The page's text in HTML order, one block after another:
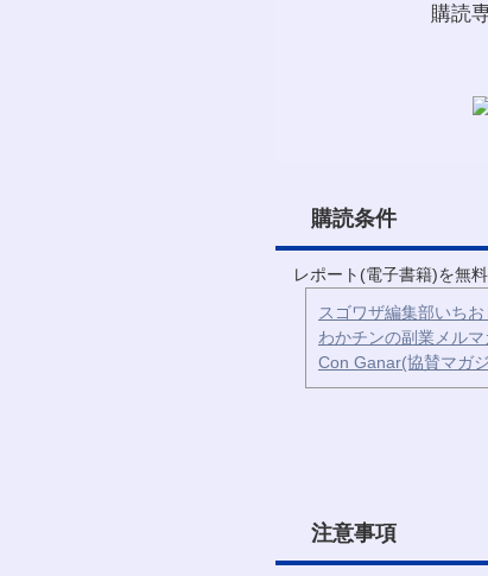
購読
購読条件
レポート(電子書籍)を無
スゴワザ編集部いち
わかチンの副業メル
Con Ganar(協賛マガ
注意事項